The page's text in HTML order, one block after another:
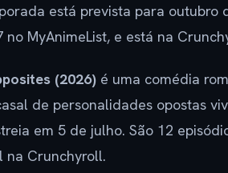
está prevista para outubro
no MyAnimeList, e está na
(2026) é uma comédia
de personalidades opostas
em 5 de julho. São 12
na Crunchyroll.